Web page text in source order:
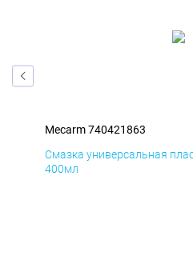
Mecarm 740421863
Смазка универсальная
400мл